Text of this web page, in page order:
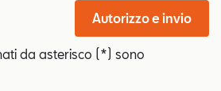
Autorizzo e invio
da asterisco (*) sono